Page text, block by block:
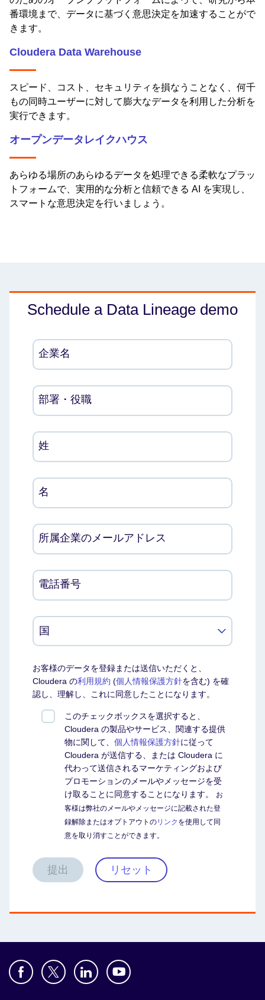
番環境まで、データに基づく意思決定を加速することがで
きます。
Cloudera Data Warehouse
スピード、コスト、セキュリティを損なうことなく、何千
もの同時ユーザーに対して膨大なデータを利用した分析を
実行できます。
オープンデータレイクハウス
あらゆる場所のあらゆるデータを処理できる柔軟なプラッ
トフォームで、実用的な分析と信頼できる AI を実現し、
スマートな意思決定を行いましょう。
Schedule a Data Lineage demo
企業名
部署・役職
姓
名
所属企業のメールアドレス
電話番号
お客様のデータを登録または送信いただくと、
Cloudera の利用規約 (個人情報保護方針を含む) を確
認し、理解し、これに同意したことになります。
このチェックボックスを選択すると、
Cloudera の製品やサービス、関連する提供
物に関して、 個人情報保護方針に従って
Cloudera が送信する、または Cloudera に
代わって送信されるマーケティングおよび
プロモーションのメールやメッセージを受
け取ることに同意することになります。
お
客様は弊社のメールやメッセージに記載された登
録解除またはオプトアウトのリンク を使用して同
意を取り消すことができます。
提出 リセット